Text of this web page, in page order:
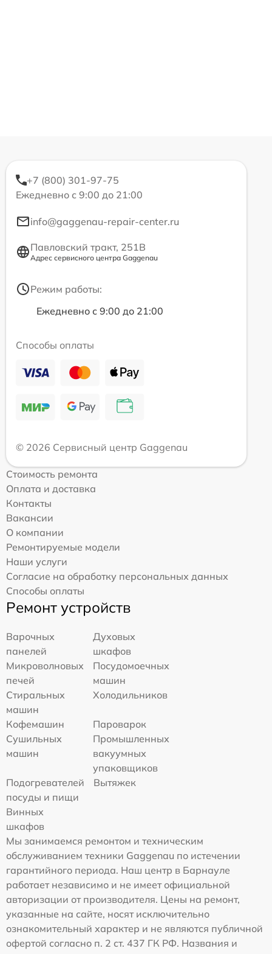
+7 (800) 301-97-75
Ежедневно с 9:00 до 21:00
info@gaggenau-repair-center.ru
Павловский тракт, 251В
Адрес сервисного центра Gaggenau
Режим работы:
Ежедневно с 9:00 до 21:00
Способы оплаты
© 2026 Сервисный центр Gaggenau
Стоимость ремонта
Оплата и доставка
Контакты
Вакансии
О компании
Ремонтируемые модели
Наши услуги
Согласие на обработку персональных данных
Способы оплаты
Ремонт устройств
Варочных
панелей
Духовых
шкафов
Микроволновых
печей
Посудомоечных
машин
Стиральных
машин
Холодильников
Кофемашин
Пароварок
Сушильных
машин
Промышленных
вакуумных
упаковщиков
Подогревателей
посуды и пищи
Вытяжек
Винных
шкафов
Мы занимаемся ремонтом и техническим
обслуживанием техники Gaggenau по истечении
гарантийного периода. Наш центр в Барнауле
работает независимо и не имеет официальной
авторизации от производителя. Цены на ремонт,
указанные на сайте, носят исключительно
ознакомительный характер и не являются публичной
офертой согласно п. 2 ст. 437 ГК РФ. Названия и